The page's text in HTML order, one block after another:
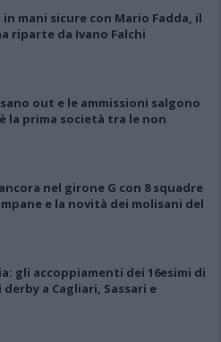
mani sicure con Mario Fadda, il
riparte da Ivano Falchi
out e le ammissioni salgono
la prima società tra le non
nel girone G con 8 squadre
e la novità dei molisani del
gli accoppiamenti dei 16esimi di
a Cagliari, Sassari e